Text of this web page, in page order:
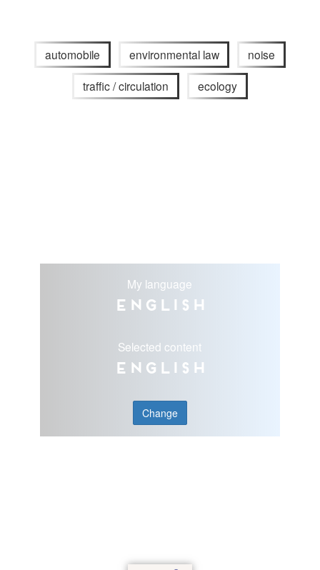
automobile environmental law noise
traffic / circulation ecology
My language
English
Selected content
English
Change